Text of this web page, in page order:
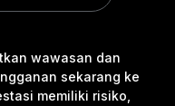
wawasan dan
sekarang ke
memiliki risiko,